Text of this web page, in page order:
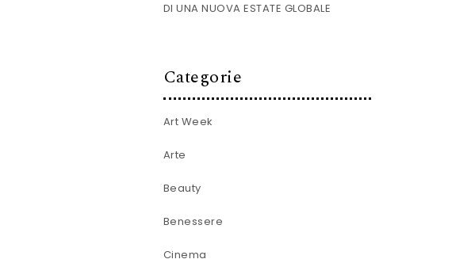
DI UNA NUOVA ESTATE GLOBALE
Categorie
Art Week
Arte
Beauty
Benessere
Cinema